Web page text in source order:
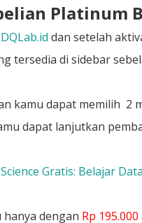
Platinum
DQLab.id dan setelah
tersedia di sidebar
kamu dapat memilih 2
dapat lanjutkan
Gratis: Belajar
hanya dengan Rp 195.000